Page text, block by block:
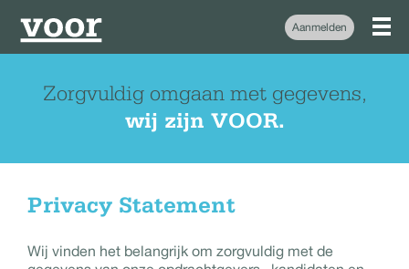
Aanmelden
Zorgvuldig omgaan met gegevens,
wij zijn VOOR.
Privacy Statement
Wij vinden het belangrijk om zorgvuldig met de